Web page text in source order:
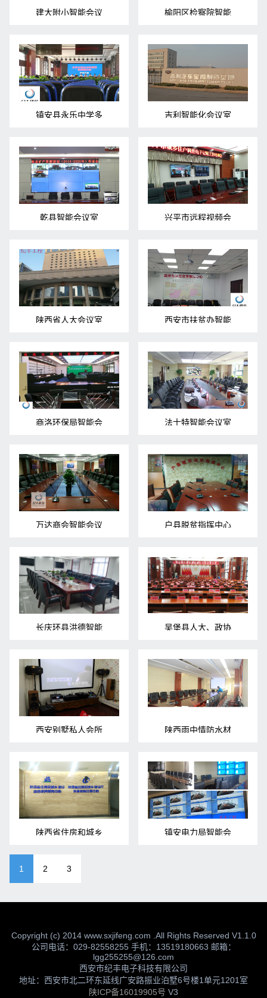
建大附小智能会议 榆阳区检察院智能
镇安县永乐中学多 吉利智能化会议室
乾县智能会议室 兴平市远程视频会
陕西省人大会议室 西安市扶贫办智能
商洛环保局智能会 法士特智能会议室
万达商会智能会议 户县脱贫指挥中心
长庆环县洪德智能 吴堡县人大、政协
西安别墅私人会所 陕西雨中情防水材
陕西省住房和城乡 镇安电力局智能会
1 2 3
Copyright (c) 2014 www.sxjifeng.com .All Rights Reserved V1.1.0
公司电话：029-82558255 手机：13519180663 邮箱：
lgg255255@126.com
西安市纪丰电子科技有限公司
地址：西安市北二环东延线广安路振业泊墅6号楼1单元1201室
陕ICP备16019905号 V3